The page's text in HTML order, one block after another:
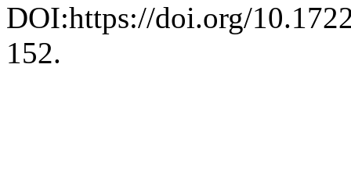
DOI:https://doi.org/
152.